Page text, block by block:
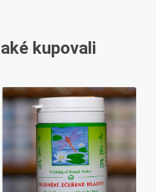
kupovali